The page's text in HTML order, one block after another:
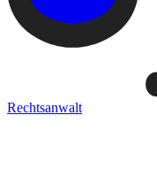
Rechtsanwalt